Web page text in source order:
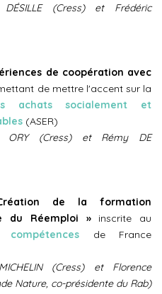
(Cress) et Frédéric
de coopération avec
de mettre l'accent sur la
achats socialement et
(ASER)
ORY (Cress) et Rémy DE
de la formation
du Réemploi »inscrite au
de France
(Cress) et Florence
Nature, co-présidente du Rab)